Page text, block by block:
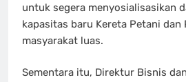
untuk segera menyosialisasikan
kapasitas baru Kereta Petani dan
masyarakat luas.
Sementara itu, Direktur Bisnis